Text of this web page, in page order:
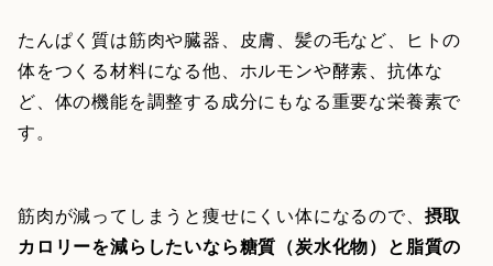
たんぱく質は筋肉や臓器、皮膚、髪の毛など、ヒトの
体をつくる材料になる他、ホルモンや酵素、抗体な
ど、体の機能を調整する成分にもなる重要な栄養素で
す。
筋肉が減ってしまうと痩せにくい体になるので、 摂取
カロリーを減らしたいなら糖質（炭水化物）と脂質の